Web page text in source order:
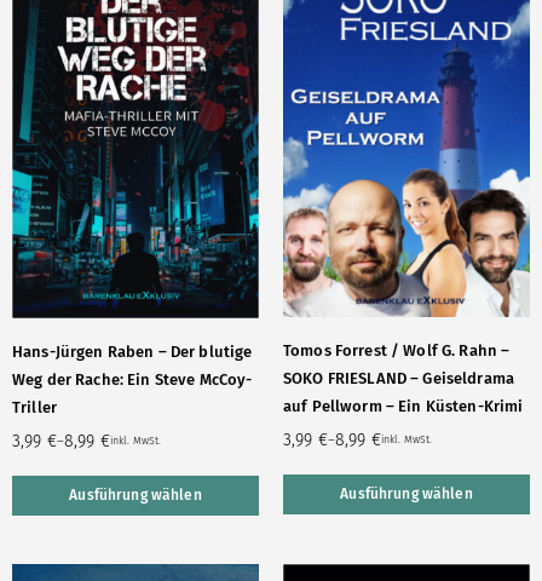
Hans-Jürgen Raben – Der blutige
Weg der Rache: Ein Steve McCoy-
Triller
3,99 €–8,99 €inkl. MwSt.
Ausführung wählen
Tomos Forrest / Wolf G. Rahn –
SOKO FRIESLAND – Geiseldrama
auf Pellworm – Ein Küsten-Krimi
3,99 €–8,99 €inkl. MwSt.
Ausführung wählen